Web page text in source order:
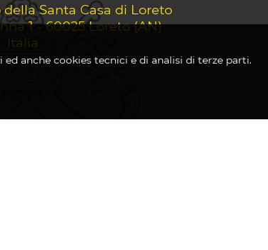
Santa Casa di Loreto
1 - 60025 Loreto (AN)
Italia
anche cookies tecnici e di analisi di terze parti.